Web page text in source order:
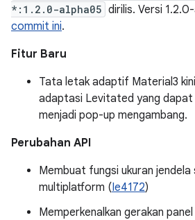
*:1.2.0-alpha05 dirilis. Versi
commit ini.
Fitur Baru
Tata letak adaptif Material3
adaptasi Levitated yang dapat
menjadi pop-up mengambang.
Perubahan API
Membuat fungsi ukuran jendela
multiplatform (Ie4172)
Memperkenalkan gerakan